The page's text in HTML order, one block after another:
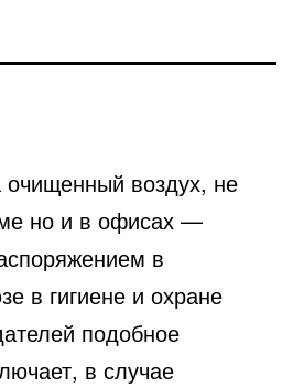
очищенный воздух, не
но и в офисах —
в
в гигиене и охране
подобное
в случае